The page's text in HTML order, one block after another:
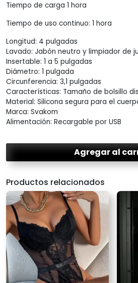
Tiempo de carga 1 hora
Tiempo de uso continuo: 1 hora
Longitud: 4 pulgadas
Lavado: Jabón neutro y limpiador de
Insertable: 1 a 5 pulgadas
Diámetro: 1 pulgada
Circunferencia: 3,1 pulgadas
Características: Tamaño de bolsillo
Material: Silicona segura para el
Marca: Svakom
Alimentación: Recargable por USB
Agregar al
Productos relacionados